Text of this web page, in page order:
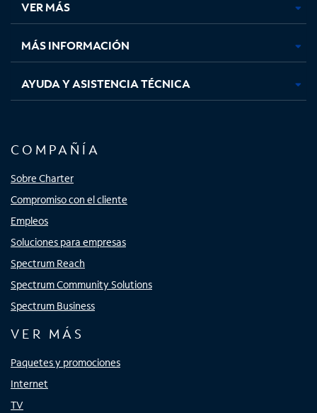
pestaña
nueva
pestaña
nueva
pestaña
nuevanueva
VER MÁS
MÁS INFORMACIÓN
AYUDA Y ASISTENCIA TÉCNICA
COMPAÑÍA
Sobre Charter
Compromiso con el cliente
Empleos
Soluciones para empresas
Spectrum Reach
Spectrum Community Solutions
Spectrum Business
VER MÁS
Paquetes y promociones
Internet
TV